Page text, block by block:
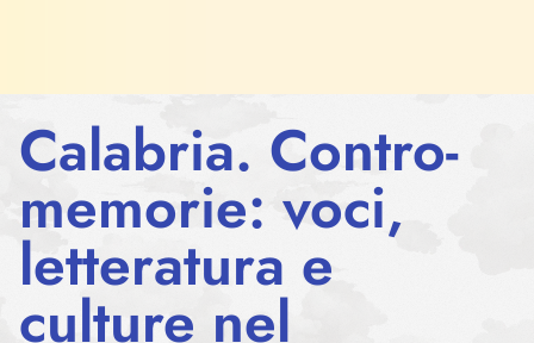
Calabria. Contro-
memorie: voci,
letteratura e
culture nel